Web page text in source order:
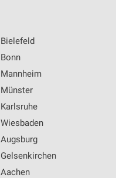
Bielefeld
Bonn
Mannheim
Münster
Karlsruhe
Wiesbaden
Augsburg
Gelsenkirchen
Aachen